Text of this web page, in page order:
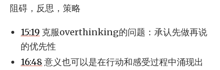
阻碍，反思，策略
15:19 克服overthinking的问题：承认先做再说
的优先性
16:48 意义也可以是在行动和感受过程中涌现出